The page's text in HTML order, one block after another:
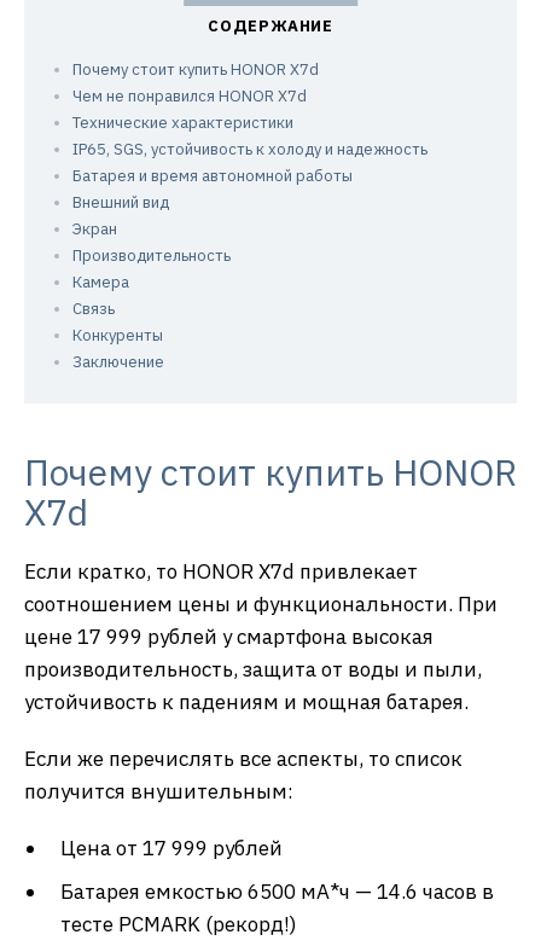
Почему стоит купить HONOR X7d
Чем не понравился HONOR X7d
Технические характеристики
IP65, SGS, устойчивость к холоду и надежность
Батарея и время автономной работы
Внешний вид
Экран
Производительность
Камера
Связь
Конкуренты
Заключение
Почему стоит купить HONOR
X7d
Если кратко, то HONOR X7d привлекает
соотношением цены и функциональности. При
цене 17 999 рублей у смартфона высокая
производительность, защита от воды и пыли,
устойчивость к падениям и мощная батарея.
Если же перечислять все аспекты, то список
получится внушительным:
Цена от 17 999 рублей
Батарея емкостью 6500 мА*ч — 14.6 часов в
тесте PCMARK (рекорд!)